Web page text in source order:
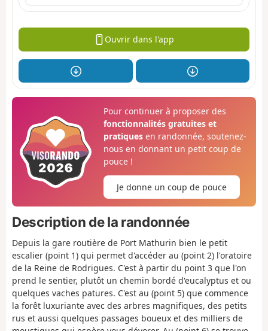
Ouvrir dans l'app
Pour continuer à proposer des
fonctionnalités gratuites et
pratiquesen randonnée, soutenez-
nous en donnant un petit coup de
pouce !
Je donne un coup de pouce
Description de la randonnée
Depuis la gare routière de Port Mathurin bien le petit
escalier (point 1) qui permet d'accéder au (point 2) l'oratoire
de la Reine de Rodrigues. C'est à partir du point 3 que l'on
prend le sentier, plutôt un chemin bordé d'eucalyptus et ou
quelques vaches patures. C'est au (point 5) que commence
la forêt luxuriante avec des arbres magnifiques, des petits
rus et aussi quelques passages boueux et des milliers de